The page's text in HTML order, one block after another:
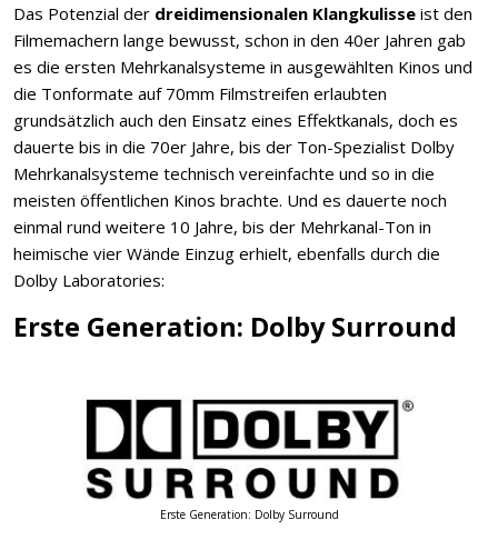
Das Potenzial der dreidimensionalen Klangkulisse ist den
Filmemachern lange bewusst, schon in den 40er Jahren gab
es die ersten Mehrkanalsysteme in ausgewählten Kinos und
die Tonformate auf 70mm Filmstreifen erlaubten
grundsätzlich auch den Einsatz eines Effektkanals, doch es
dauerte bis in die 70er Jahre, bis der Ton-Spezialist Dolby
Mehrkanalsysteme technisch vereinfachte und so in die
meisten öffentlichen Kinos brachte. Und es dauerte noch
einmal rund weitere 10 Jahre, bis der Mehrkanal-Ton in
heimische vier Wände Einzug erhielt, ebenfalls durch die
Dolby Laboratories:
Erste Generation: Dolby Surround
Erste Generation: Dolby Surround